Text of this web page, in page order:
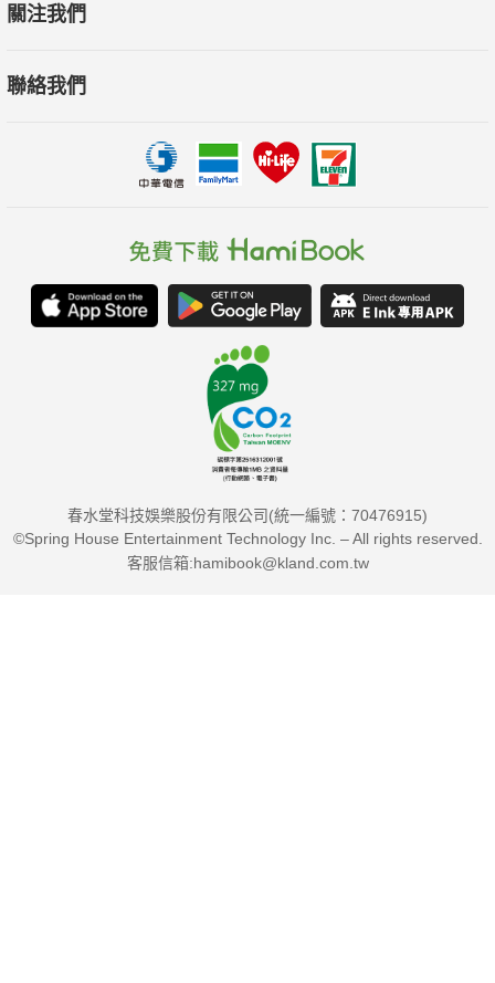
關注我們
聯絡我們
春水堂科技娛樂股份有限公司(統一編號：70476915)
©Spring House Entertainment Technology Inc. – All rights reserved.
客服信箱:hamibook@kland.com.tw